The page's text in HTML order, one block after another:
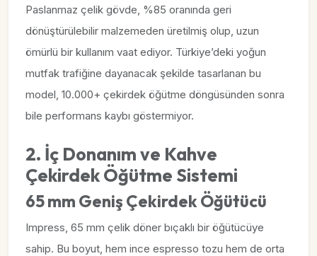
Paslanmaz çelik gövde, %85 oranında geri
dönüştürülebilir malzemeden üretilmiş olup, uzun
ömürlü bir kullanım vaat ediyor. Türkiye’deki yoğun
mutfak trafiğine dayanacak şekilde tasarlanan bu
model, 10.000+ çekirdek öğütme döngüsünden sonra
bile performans kaybı göstermiyor.
2. İç Donanım ve Kahve
Çekirdek Öğütme Sistemi
65 mm Geniş Çekirdek Öğütücü
Impress, 65 mm çelik döner bıçaklı bir öğütücüye
sahip. Bu boyut, hem ince espresso tozu hem de orta